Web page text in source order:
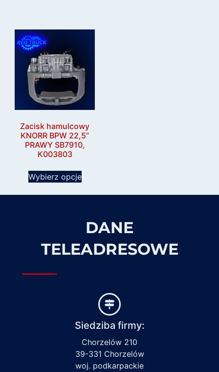
Zacisk hamulcowy
KNORR BPW 22,5”
PRAWY SB7910,
K003803
Wybierz opcje
DANE
TELEADRESOWE
Siedziba firmy:
Chorzelów 210
39-331 Chorzelów
woj. podkarpackie